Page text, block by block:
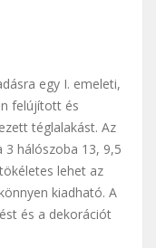
egy I. emeleti,
felújított és
téglalakást. Az
3 hálószoba 13, 9,5
lehet az
kiadható. A
és a dekorációt